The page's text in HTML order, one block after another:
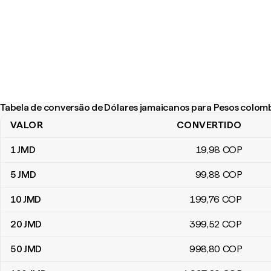
Tabela de conversão de Dólares jamaicanos para Pesos
Tabela de conversão de Dólares jamaicanos para Pesos
VALOR CONVERTIDO
1JMD 19,98 COP
5JMD 99,88 COP
10JMD 199,76 COP
20JMD 399,52 COP
50JMD 998,80 COP